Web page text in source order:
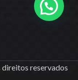
direitos reservados